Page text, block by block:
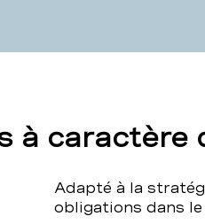
à caractère
Adapté à la
obligations dans